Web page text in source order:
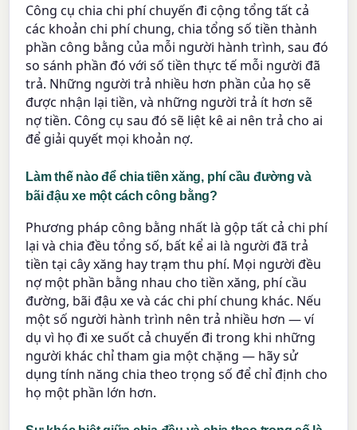
Công cụ chia chi phí chuyến đi cộng tổng tất cả
các khoản chi phí chung, chia tổng số tiền thành
phần công bằng của mỗi người hành trình, sau đó
so sánh phần đó với số tiền thực tế mỗi người đã
trả. Những người trả nhiều hơn phần của họ sẽ
được nhận lại tiền, và những người trả ít hơn sẽ
nợ tiền. Công cụ sau đó sẽ liệt kê ai nên trả cho ai
để giải quyết mọi khoản nợ.
Làm thế nào để chia tiền xăng, phí cầu đường và
bãi đậu xe một cách công bằng?
Phương pháp công bằng nhất là gộp tất cả chi phí
lại và chia đều tổng số, bất kể ai là người đã trả
tiền tại cây xăng hay trạm thu phí. Mọi người đều
nợ một phần bằng nhau cho tiền xăng, phí cầu
đường, bãi đậu xe và các chi phí chung khác. Nếu
một số người hành trình nên trả nhiều hơn — ví
dụ vì họ đi xe suốt cả chuyến đi trong khi những
người khác chỉ tham gia một chặng — hãy sử
dụng tính năng chia theo trọng số để chỉ định cho
họ một phần lớn hơn.